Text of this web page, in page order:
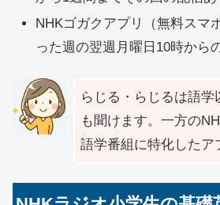
NHKゴガクアプリ（無料スマ
った週の翌週月曜日10時から
らじる・らじるは語学
も聞けます。一方の
語学番組に特化したア